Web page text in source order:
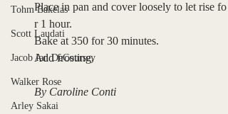
Tohm Bakelas
Scott Laudati
Jacob Ian DeCoursey
Walker Rose
Arley Sakai
Place in pan and cover loosely to let rise fo
r 1 hour.
Bake at 350 for 30 minutes.
Add frosting.
By Caroline Conti